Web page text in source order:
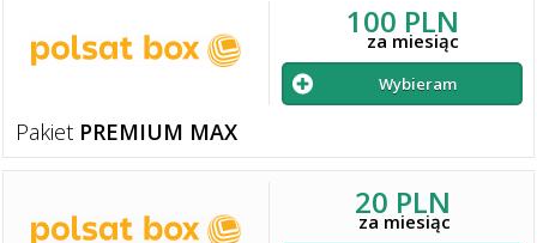
Pakiet PREMIUM MAX
100 PLN
za miesiąc
Wybieram
20 PLN
za miesiąc